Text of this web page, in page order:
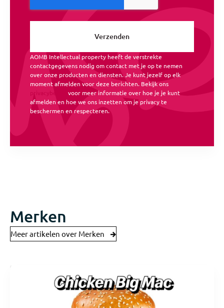
AOMB Intellectual property heeft de verstrekte
contactgegevens nodig om contact met je op te nemen
over onze producten en diensten. Je kunt jezelf op elk
moment afmelden voor deze berichten. Bekijk ons
voor meer informatie over hoe je je kunt
afmelden en hoe we ons inzetten om je privacy te
beschermen en respecteren.
Merken
Meer artikelen over Merken